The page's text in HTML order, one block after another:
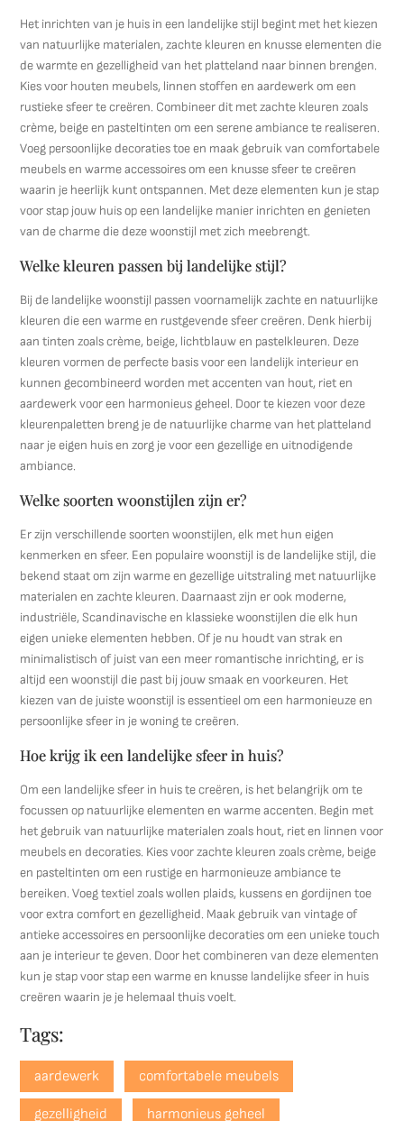
Het inrichten van je huis in een landelijke stijl begint met het kiezen
van natuurlijke materialen, zachte kleuren en knusse elementen die
de warmte en gezelligheid van het platteland naar binnen brengen.
Kies voor houten meubels, linnen stoffen en aardewerk om een
rustieke sfeer te creëren. Combineer dit met zachte kleuren zoals
crème, beige en pasteltinten om een serene ambiance te realiseren.
Voeg persoonlijke decoraties toe en maak gebruik van comfortabele
meubels en warme accessoires om een knusse sfeer te creëren
waarin je heerlijk kunt ontspannen. Met deze elementen kun je stap
voor stap jouw huis op een landelijke manier inrichten en genieten
van de charme die deze woonstijl met zich meebrengt.
Welke kleuren passen bij landelijke stijl?
Bij de landelijke woonstijl passen voornamelijk zachte en natuurlijke
kleuren die een warme en rustgevende sfeer creëren. Denk hierbij
aan tinten zoals crème, beige, lichtblauw en pastelkleuren. Deze
kleuren vormen de perfecte basis voor een landelijk interieur en
kunnen gecombineerd worden met accenten van hout, riet en
aardewerk voor een harmonieus geheel. Door te kiezen voor deze
kleurenpaletten breng je de natuurlijke charme van het platteland
naar je eigen huis en zorg je voor een gezellige en uitnodigende
ambiance.
Welke soorten woonstijlen zijn er?
Er zijn verschillende soorten woonstijlen, elk met hun eigen
kenmerken en sfeer. Een populaire woonstijl is de landelijke stijl, die
bekend staat om zijn warme en gezellige uitstraling met natuurlijke
materialen en zachte kleuren. Daarnaast zijn er ook moderne,
industriële, Scandinavische en klassieke woonstijlen die elk hun
eigen unieke elementen hebben. Of je nu houdt van strak en
minimalistisch of juist van een meer romantische inrichting, er is
altijd een woonstijl die past bij jouw smaak en voorkeuren. Het
kiezen van de juiste woonstijl is essentieel om een harmonieuze en
persoonlijke sfeer in je woning te creëren.
Hoe krijg ik een landelijke sfeer in huis?
Om een landelijke sfeer in huis te creëren, is het belangrijk om te
focussen op natuurlijke elementen en warme accenten. Begin met
het gebruik van natuurlijke materialen zoals hout, riet en linnen voor
meubels en decoraties. Kies voor zachte kleuren zoals crème, beige
en pasteltinten om een rustige en harmonieuze ambiance te
bereiken. Voeg textiel zoals wollen plaids, kussens en gordijnen toe
voor extra comfort en gezelligheid. Maak gebruik van vintage of
antieke accessoires en persoonlijke decoraties om een unieke touch
aan je interieur te geven. Door het combineren van deze elementen
kun je stap voor stap een warme en knusse landelijke sfeer in huis
creëren waarin je je helemaal thuis voelt.
Tags:
aardewerk comfortabele meubels
gezelligheid harmonieus geheel